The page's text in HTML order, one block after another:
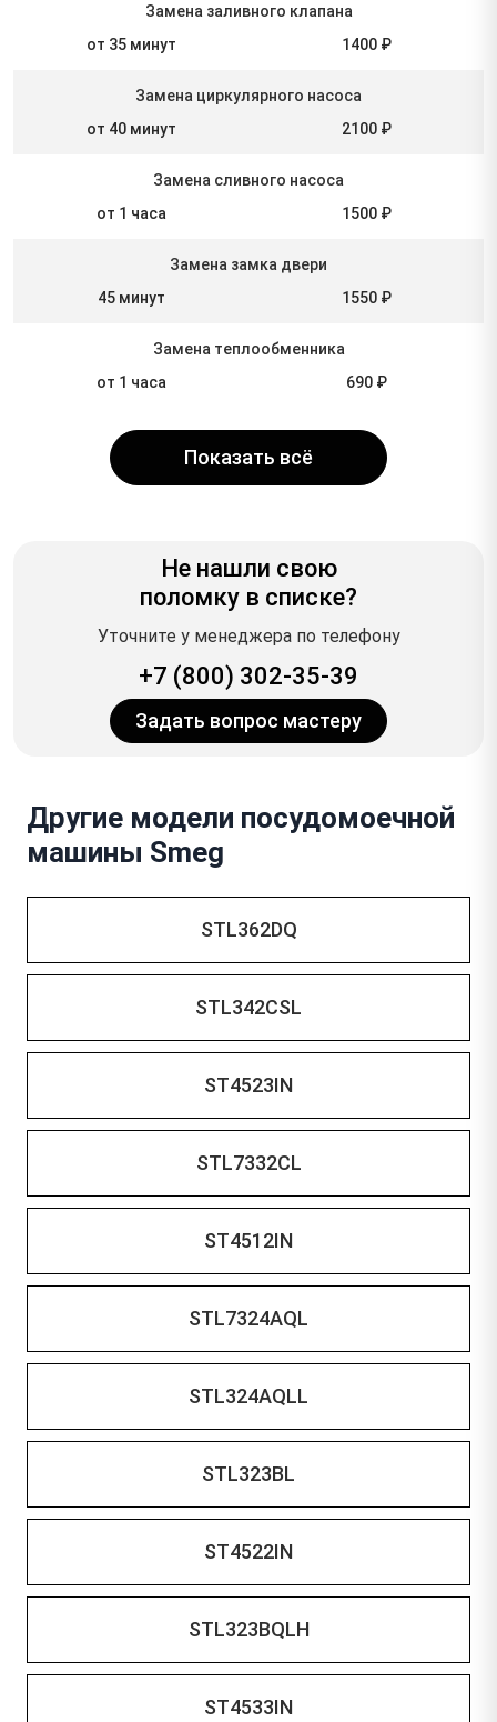
Замена заливного клапана
от 35 минут
1400 ₽
Замена циркулярного насоса
от 40 минут
2100 ₽
Замена сливного насоса
от 1 часа
1500 ₽
Замена замка двери
45 минут
1550 ₽
Замена теплообменника
от 1 часа
690 ₽
Показать всё
Не нашли свою
поломку в списке?
Уточните у менеджера по телефону
+7 (800) 302-35-39
Задать вопрос мастеру
Другие модели посудомоечной
машины Smeg
STL362DQ
STL342CSL
ST4523IN
STL7332CL
ST4512IN
STL7324AQL
STL324AQLL
STL323BL
ST4522IN
STL323BQLH
ST4533IN